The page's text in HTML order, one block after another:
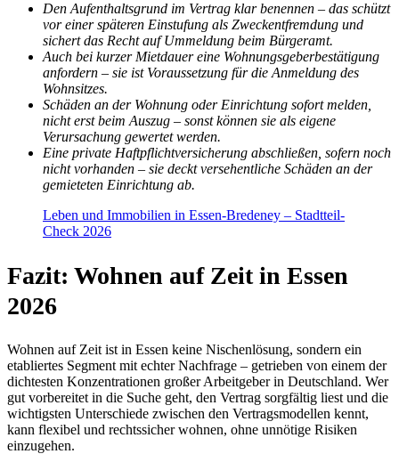
Den Aufenthaltsgrund im Vertrag klar benennen – das schützt
vor einer späteren Einstufung als Zweckentfremdung und
sichert das Recht auf Ummeldung beim Bürgeramt.
Auch bei kurzer Mietdauer eine Wohnungsgeberbestätigung
anfordern – sie ist Voraussetzung für die Anmeldung des
Wohnsitzes.
Schäden an der Wohnung oder Einrichtung sofort melden,
nicht erst beim Auszug – sonst können sie als eigene
Verursachung gewertet werden.
Eine private Haftpflichtversicherung abschließen, sofern noch
nicht vorhanden – sie deckt versehentliche Schäden an der
gemieteten Einrichtung ab.
Leben und Immobilien in Essen-Bredeney – Stadtteil-
Check 2026
Fazit: Wohnen auf Zeit in Essen
2026
Wohnen auf Zeit ist in Essen keine Nischenlösung, sondern ein
etabliertes Segment mit echter Nachfrage – getrieben von einem der
dichtesten Konzentrationen großer Arbeitgeber in Deutschland. Wer
gut vorbereitet in die Suche geht, den Vertrag sorgfältig liest und die
wichtigsten Unterschiede zwischen den Vertragsmodellen kennt,
kann flexibel und rechtssicher wohnen, ohne unnötige Risiken
einzugehen.